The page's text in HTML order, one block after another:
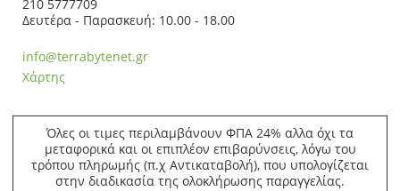
210 5777709
Δευτέρα - Παρασκευή: 10.00 - 18.00
info@terrabytenet.gr
Χάρτης
Όλες οι τιμες περιλαμβάνουν ΦΠΑ 24% αλλα όχι τα
μεταφορικά και οι επιπλέον επιβαρύνσεις, λόγω του
τρόπου πληρωμής (π.χ Αντικαταβολή), που υπολογίζεται
στην διαδικασία της ολοκλήρωσης παραγγελίας.